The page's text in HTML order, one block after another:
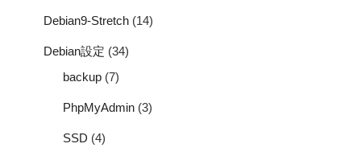
Debian9-Stretch (14)
Debian設定 (34)
backup (7)
PhpMyAdmin (3)
SSD (4)